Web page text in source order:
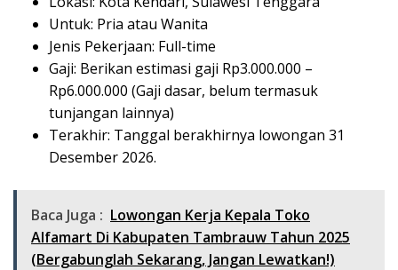
Untuk: Pria atau Wanita
Jenis Pekerjaan: Full-time
Gaji: Berikan estimasi gaji Rp3.000.000 –
Rp6.000.000 (Gaji dasar, belum termasuk
tunjangan lainnya)
Terakhir: Tanggal berakhirnya lowongan 31
Desember 2026.
Baca Juga : Lowongan Kerja Kepala Toko
Alfamart Di Kabupaten Tambrauw Tahun 2025
(Bergabunglah Sekarang, Jangan Lewatkan!)